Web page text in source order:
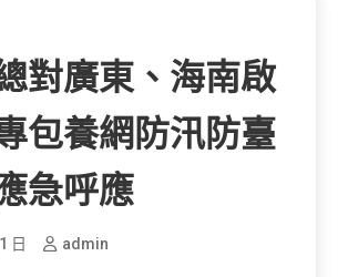
對廣東、海南啟
包養網防汛防臺
急呼應
日 admin